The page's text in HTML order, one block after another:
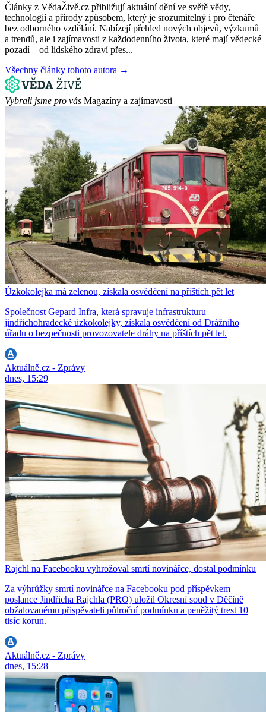
Články z VědaŽivě.cz přibližují aktuální dění ve světě vědy,
technologií a přírody způsobem, který je srozumitelný i pro čtenáře
bez odborného vzdělání. Nabízejí přehled nových objevů, výzkumů
a trendů, ale i zajímavosti z každodenního života, které mají vědecké
pozadí – od lidského zdraví přes...
Všechny články tohoto autora →
Vybrali jsme pro vás Magazíny a zajímavosti
Úzkokolejka má zelenou, získala osvědčení na příštích pět let
Společnost Gepard Infra, která spravuje infrastrukturu
jindřichohradecké úzkokolejky, získala osvědčení od Drážního
úřadu o bezpečnosti provozovatele dráhy na příštích pět let.
Aktuálně.cz - Zprávy
dnes, 15:29
Rajchl na Facebooku vyhrožoval smrtí novinářce, dostal podmínku
Za výhrůžky smrtí novinářce na Facebooku pod příspěvkem
poslance Jindřicha Rajchla (PRO) uložil Okresní soud v Děčíně
obžalovanému přispěvateli půlroční podmínku a peněžitý trest 10
tisíc korun.
Aktuálně.cz - Zprávy
dnes, 15:28